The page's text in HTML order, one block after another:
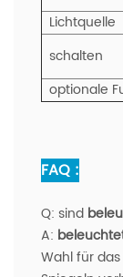
Lichtquelle
schalten
optionale
FAQ :
Q: sind
A:
Wahl für